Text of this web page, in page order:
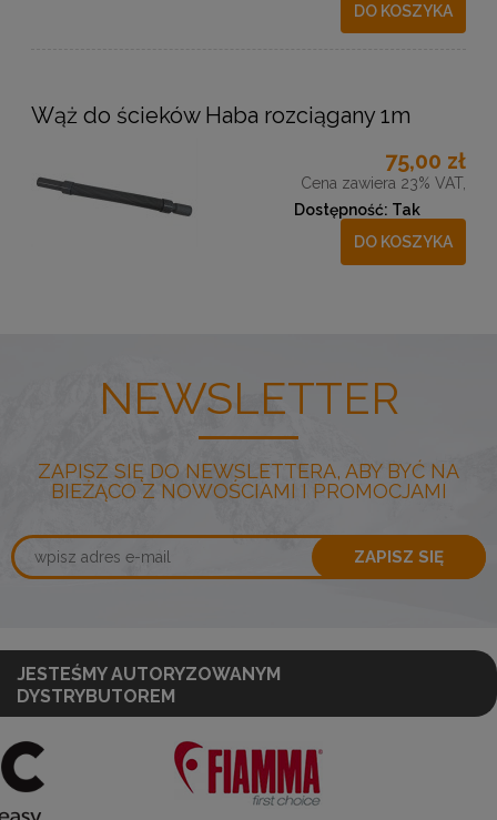
DO KOSZYKA
Wąż do ścieków Haba rozciągany 1m
75,00 zł
Cena zawiera 23% VAT,
Dostępność: Tak
DO KOSZYKA
NEWSLETTER
ZAPISZ SIĘ DO NEWSLETTERA, ABY BYĆ NA
BIEŻĄCO Z NOWOŚCIAMI I PROMOCJAMI
ZAPISZ SIĘ
JESTEŚMY AUTORYZOWANYM
DYSTRYBUTOREM